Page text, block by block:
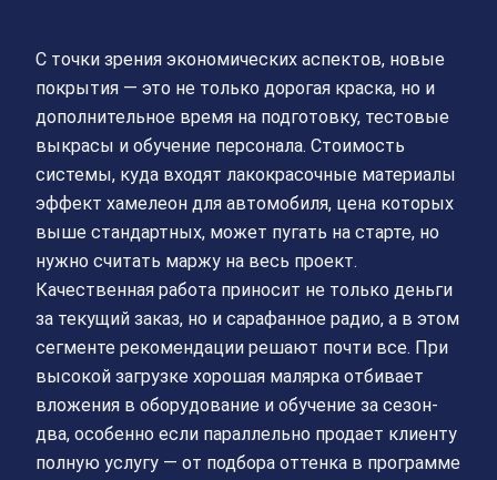
С точки зрения экономических аспектов, новые
покрытия — это не только дорогая краска, но и
дополнительное время на подготовку, тестовые
выкрасы и обучение персонала. Стоимость
системы, куда входят лакокрасочные материалы
эффект хамелеон для автомобиля, цена которых
выше стандартных, может пугать на старте, но
нужно считать маржу на весь проект.
Качественная работа приносит не только деньги
за текущий заказ, но и сарафанное радио, а в этом
сегменте рекомендации решают почти все. При
высокой загрузке хорошая малярка отбивает
вложения в оборудование и обучение за сезон-
два, особенно если параллельно продает клиенту
полную услугу — от подбора оттенка в программе